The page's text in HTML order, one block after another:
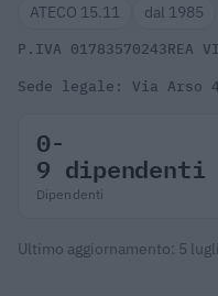
ATECO 15.11
dal 1985
P.IVA 01783570243REA
Sede legale: Via Arso
0-
9 dipendenti
Dipendenti
Ultimo aggiornamento: 5